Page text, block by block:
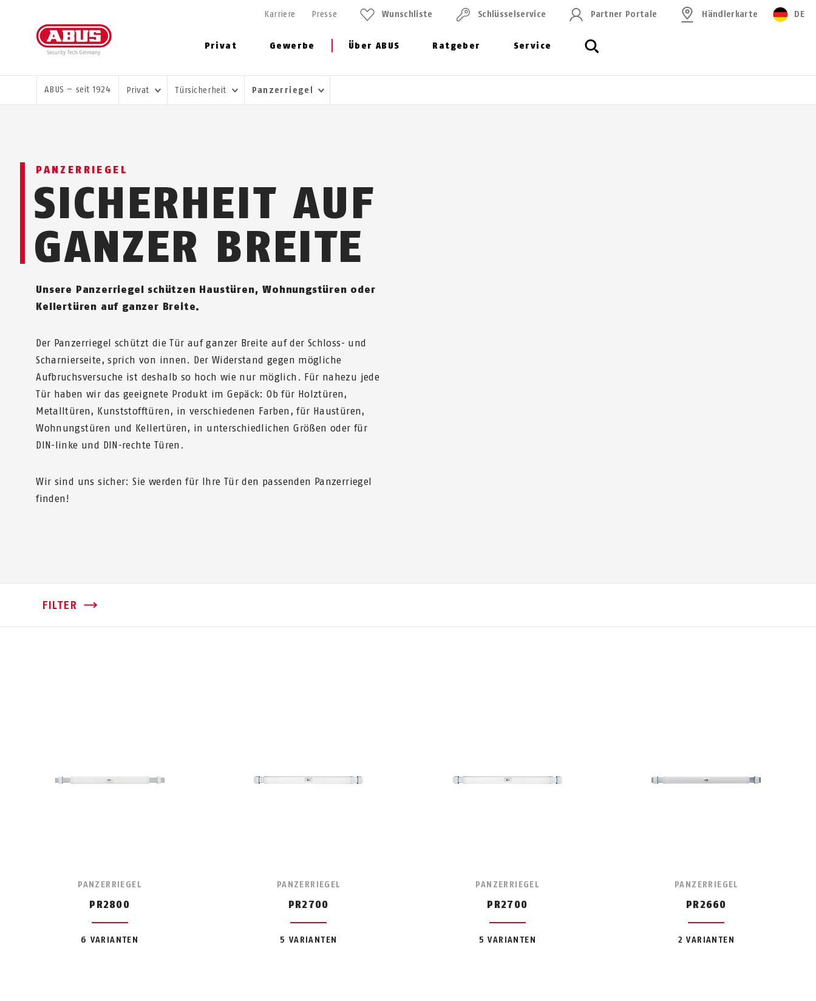
Privat Gewerbe Über ABUS Ratgeber Service
Karriere Presse Wunschliste Schlüssel­service Partner Portale Händlerkarte DE
SIE SIND HIER:
ABUS – seit 1924 Privat Türsicherheit Panzerriegel
PANZERRIEGEL
SICHERHEIT AUF
GANZER BREITE
Unsere Panzerriegel schützen Haustüren, Wohnungstüren oder
Kellertüren auf ganzer Breite.
Der Panzerriegel schützt die Tür auf ganzer Breite auf der Schloss- und
Scharnierseite, sprich von innen. Der Widerstand gegen mögliche
Aufbruchsversuche ist deshalb so hoch wie nur möglich. Für nahezu jede
Tür haben wir das geeignete Produkt im Gepäck: Ob für Holztüren,
Metalltüren, Kunststofftüren, in verschiedenen Farben, für Haustüren,
Wohnungstüren und Kellertüren, in unterschiedlichen Größen oder für
DIN-linke und DIN-rechte Türen.
Wir sind uns sicher: Sie werden für Ihre Tür den passenden Panzerriegel
finden!
FILTER
PANZERRIEGEL
PR2800
6 VARIANTEN
PANZERRIEGEL
PR2700
5 VARIANTEN
PANZERRIEGEL
PR2700
5 VARIANTEN
PANZERRIEGEL
PR2660
2 VARIANTEN